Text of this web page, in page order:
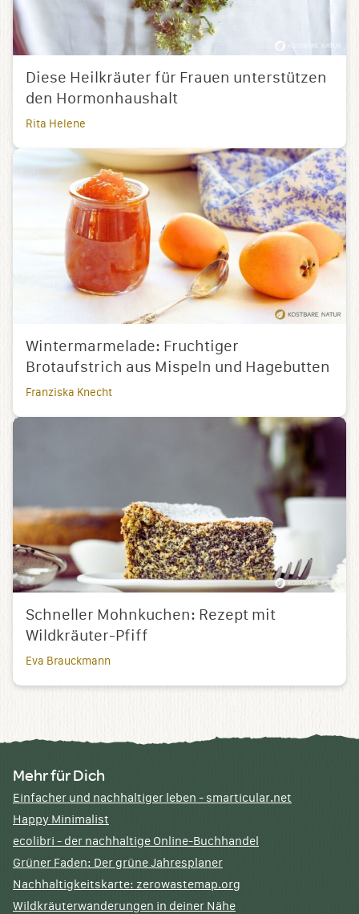
Diese Heilkräuter für Frauen unterstützen
den Hormonhaushalt
Rita Helene
Wintermarmelade: Fruchtiger
Brotaufstrich aus Mispeln und Hagebutten
Franziska Knecht
Schneller Mohnkuchen: Rezept mit
Wildkräuter-Pfiff
Eva Brauckmann
Mehr für Dich
Einfacher und nachhaltiger leben - smarticular.net
Happy Minimalist
ecolibri - der nachhaltige Online-Buchhandel
Grüner Faden: Der grüne Jahresplaner
Nachhaltigkeitskarte: zerowastemap.org
Wildkräuterwanderungen in deiner Nähe